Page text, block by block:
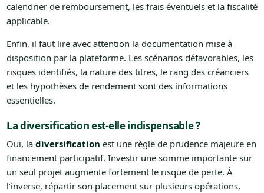
calendrier de remboursement, les frais éventuels et la fiscalité
applicable.
Enfin, il faut lire avec attention la documentation mise à
disposition par la plateforme. Les scénarios défavorables, les
risques identifiés, la nature des titres, le rang des créanciers
et les hypothèses de rendement sont des informations
essentielles.
La diversification est-elle indispensable ?
Oui, la diversification est une règle de prudence majeure en
financement participatif. Investir une somme importante sur
un seul projet augmente fortement le risque de perte. À
l’inverse, répartir son placement sur plusieurs opérations,